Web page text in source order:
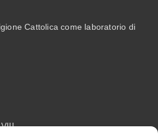
Cattolica come laboratorio di